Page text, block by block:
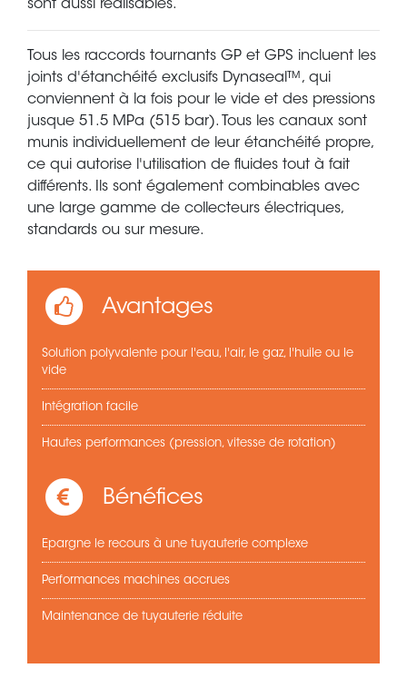
sont aussi réalisables.
Tous les raccords tournants GP et GPS incluent les
joints d'étanchéité exclusifs Dynaseal™, qui
conviennent à la fois pour le vide et des pressions
jusque 51.5 MPa (515 bar). Tous les canaux sont
munis individuellement de leur étanchéité propre,
ce qui autorise l'utilisation de fluides tout à fait
différents. Ils sont également combinables avec
une large gamme de collecteurs électriques,
standards ou sur mesure.
Avantages
Solution polyvalente pour l'eau, l'air, le gaz, l'huile ou le
vide
Intégration facile
Hautes performances (pression, vitesse de rotation)
Bénéfices
Epargne le recours à une tuyauterie complexe
Performances machines accrues
Maintenance de tuyauterie réduite